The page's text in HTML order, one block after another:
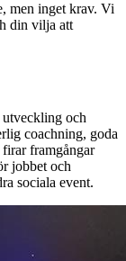
men inget krav. Vi
din vilja att
utveckling och
coachning, goda
framgångar
jobbet och
sociala event.